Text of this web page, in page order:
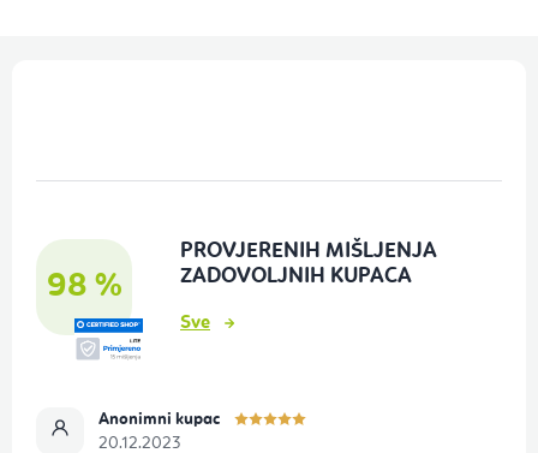
98 %
PROVJERENIH MIŠLJENJA
ZADOVOLJNIH KUPACA
Sve
Anonimni kupac
20.12.2023